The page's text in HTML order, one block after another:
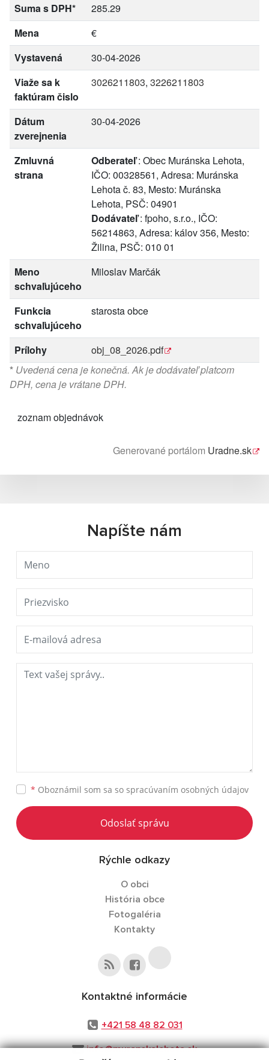
Suma s DPH*
285.29
Mena
€
Vystavená
30-04-2026
Viaže sa k
faktúram čislo
3026211803, 3226211803
Dátum
zverejnenia
30-04-2026
Zmluvná
strana
Odberateľ: Obec Muránska Lehota,
IČO: 00328561, Adresa: Muránska
Lehota č. 83, Mesto: Muránska
Lehota, PSČ: 04901
Dodávateľ: fpoho, s.r.o., IČO:
56214863, Adresa: kálov 356, Mesto:
Žilina, PSČ: 010 01
Meno
schvaľujúceho
Miloslav Marčák
Funkcia
schvaľujúceho
starosta obce
Prílohy
obj_08_2026.pdf
* Uvedená cena je konečná. Ak je dodávateľ platcom
DPH, cena je vrátane DPH.
zoznam objednávok
Generované portálom Uradne.sk
Napíšte nám
* Oboznámil som sa so spracúvaním osobných údajov
Odoslať správu
Rýchle odkazy
O obci
História obce
Fotogaléria
Kontakty
Kontaktné informácie
+421 58 48 82 031
info@muranskalehota.sk